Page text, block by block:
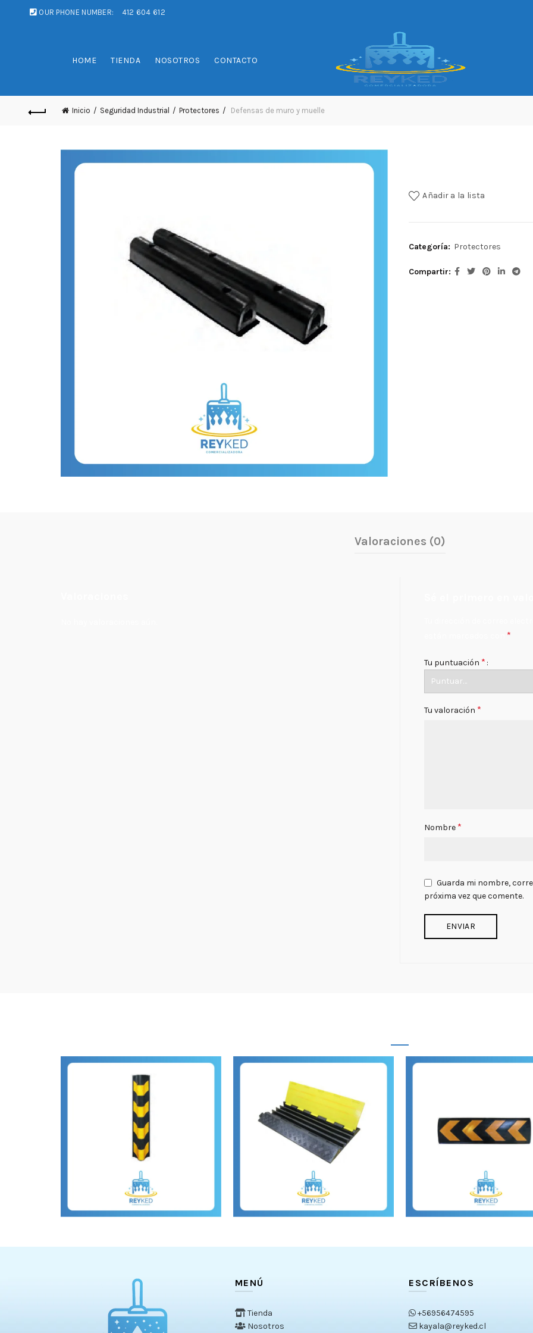
OUR PHONE NUMBER: 412 604 612
HOME TIENDA NOSOTROS CONTACTO
Inicio Seguridad Industrial Protectores Defensas de muro y muelle
Añadir a la lista
Categoría: Protectores
Compartir
Valoraciones (0)
*
Tu puntuación *
Tu valoración *
Nombre *
Guarda mi nombre,
próxima vez que comente.
MENÚ
Tienda
Nosotros
ESCRÍBENOS
+56956474595
kayala@reyked.cl